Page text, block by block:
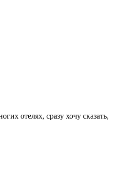
отелях, сразу хочу сказать,